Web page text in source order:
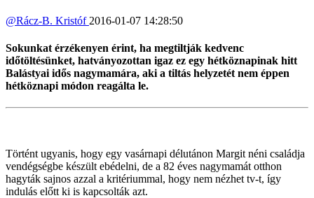
@Rácz-B. Kristóf 2016-01-07 14:28:50
Sokunkat érzékenyen érint, ha megtiltják kedvenc
időtöltésünket, hatványozottan igaz ez egy hétköznapinak hitt
Balástyai idős nagymamára, aki a tiltás helyzetét nem éppen
hétköznapi módon reagálta le.
Történt ugyanis, hogy egy vasárnapi délutánon Margit néni családja
vendégségbe készült ebédelni, de a 82 éves nagymamát otthon
hagyták sajnos azzal a kritériummal, hogy nem nézhet tv-t, így
indulás előtt ki is kapcsolták azt.